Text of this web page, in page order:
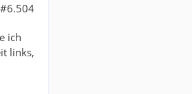
#6.504
ich
links,